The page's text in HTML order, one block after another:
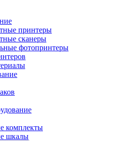
принтеры
сканеры
фотопринтеры
комплекты
шкалы